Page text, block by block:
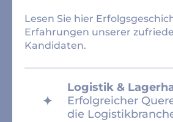
Lesen Sie hier
Erfahrungen unserer
Kandidaten.
Logistik &
Erfolgreicher
die